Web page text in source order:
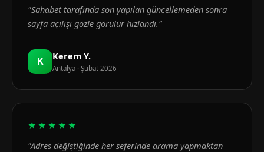
"Sahabet tarafında son yapılan güncellemeden sonra
sayfa açılışı gözle görülür hızlandı."
K Kerem Y.
Antalya · Şubat 2026
★★★★★
"Adres değiştiğinde her seferinde arama yapmaktan